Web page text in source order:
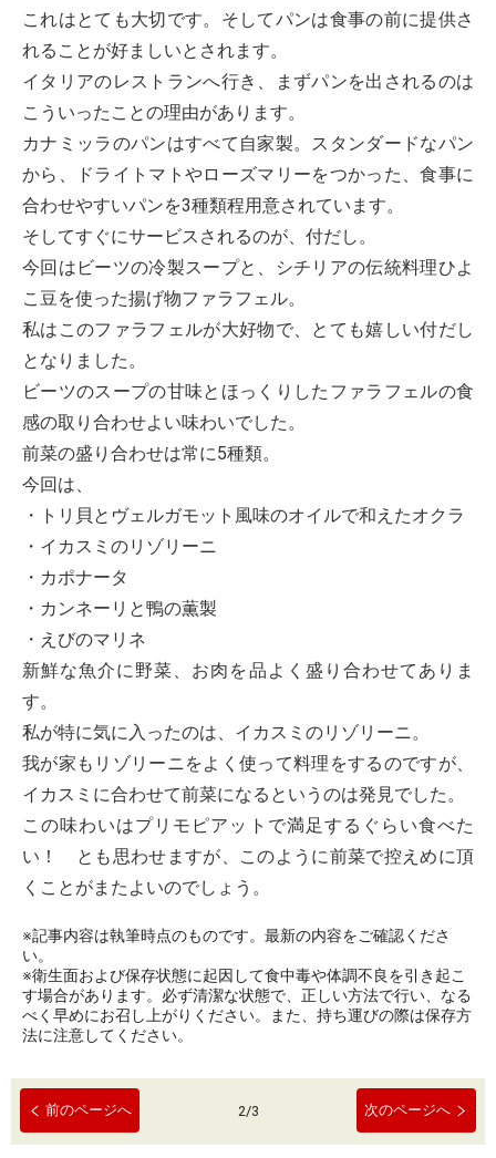
これはとても大切です。そしてパンは食事の前に提供さ
れることが好ましいとされます。
イタリアのレストランへ行き、まずパンを出されるのは
こういったことの理由があります。
カナミッラのパンはすべて自家製。スタンダードなパン
から、ドライトマトやローズマリーをつかった、食事に
合わせやすいパンを3種類程用意されています。
そしてすぐにサービスされるのが、付だし。
今回はビーツの冷製スープと、シチリアの伝統料理ひよ
こ豆を使った揚げ物ファラフェル。
私はこのファラフェルが大好物で、とても嬉しい付だし
となりました。
ビーツのスープの甘味とほっくりしたファラフェルの食
感の取り合わせよい味わいでした。
前菜の盛り合わせは常に5種類。
今回は、
・トリ貝とヴェルガモット風味のオイルで和えたオクラ
・イカスミのリゾリーニ
・カポナータ
・カンネーリと鴨の薫製
・えびのマリネ
新鮮な魚介に野菜、お肉を品よく盛り合わせてありま
す。
私が特に気に入ったのは、イカスミのリゾリーニ。
我が家もリゾリーニをよく使って料理をするのですが、
イカスミに合わせて前菜になるというのは発見でした。
この味わいはプリモピアットで満足するぐらい食べた
い！ とも思わせますが、このように前菜で控えめに頂
くことがまたよいのでしょう。
※記事内容は執筆時点のものです。最新の内容をご確認くださ
い。
※衛生面および保存状態に起因して食中毒や体調不良を引き起こ
す場合があります。必ず清潔な状態で、正しい方法で行い、なる
べく早めにお召し上がりください。また、持ち運びの際は保存方
法に注意してください。
前のページへ 2/3 次のページへ